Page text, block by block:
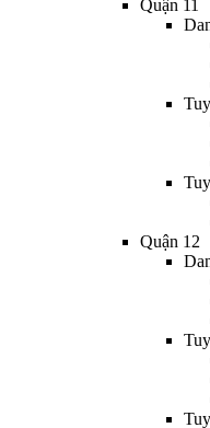
Quận 11
Quận 12